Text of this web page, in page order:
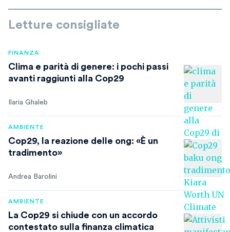
Letture consigliate
FINANZA
Clima e parità di genere: i pochi passi
avanti raggiunti alla Cop29
Ilaria Ghaleb
AMBIENTE
Cop29, la reazione delle ong: «È un
tradimento»
Andrea Barolini
AMBIENTE
La Cop29 si chiude con un accordo
contestato sulla finanza climatica